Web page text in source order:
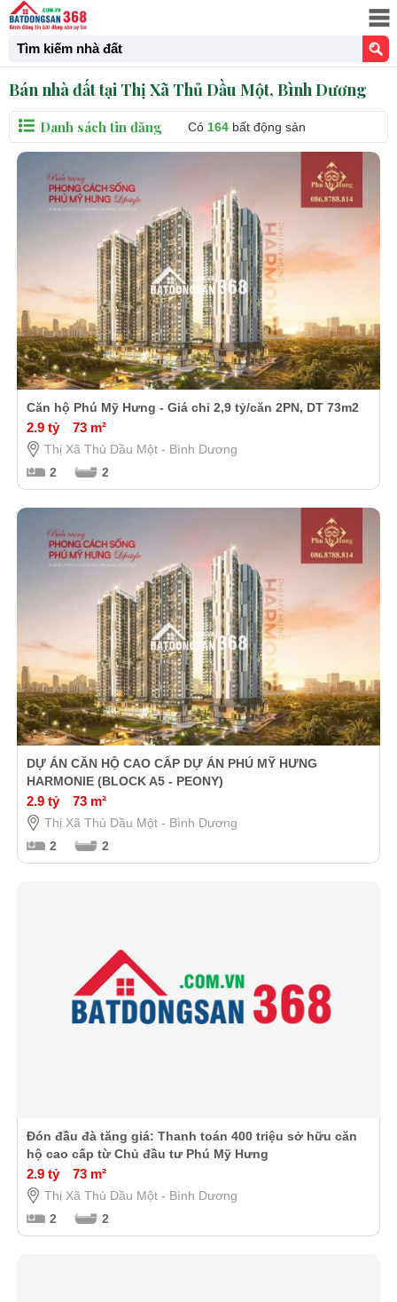
Tìm kiếm nhà đất
Bán nhà đất tại Thị Xã Thủ Dầu Một, Bình Dương
Danh sách tin đăng Có 164 bất động sản
Căn hộ Phú Mỹ Hưng - Giá chỉ 2,9 tỷ/căn 2PN, DT 73m2
2.9 tỷ 73 m²
Thị Xã Thủ Dầu Một - Bình Dương
2
2
DỰ ÁN CĂN HỘ CAO CẤP DỰ ÁN PHÚ MỸ HƯNG
HARMONIE (BLOCK A5 - PEONY)
2.9 tỷ 73 m²
Thị Xã Thủ Dầu Một - Bình Dương
2
2
Đón đầu đà tăng giá: Thanh toán 400 triệu sở hữu căn
hộ cao cấp từ Chủ đầu tư Phú Mỹ Hưng
2.9 tỷ 73 m²
Thị Xã Thủ Dầu Một - Bình Dương
2
2